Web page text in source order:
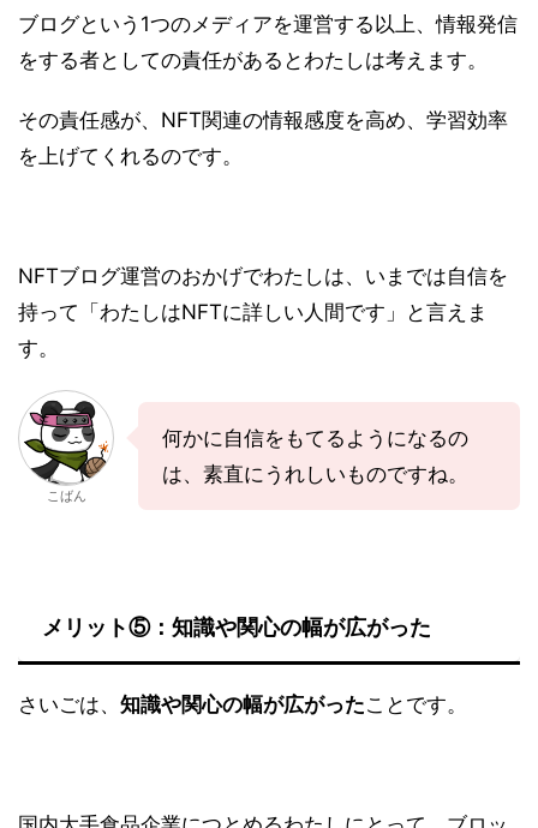
ブログという1つのメディアを運営する以上、情報発信
をする者としての責任があるとわたしは考えます。
その責任感が、NFT関連の情報感度を高め、学習効率
を上げてくれるのです。
NFTブログ運営のおかげでわたしは、いまでは自信を
持って「わたしはNFTに詳しい人間です」と言えま
す。
こばん
何かに自信をもてるようになるの
は、素直にうれしいものですね。
メリット⑤：知識や関心の幅が広がった
さいごは、 知識や関心の幅が広がったことです。